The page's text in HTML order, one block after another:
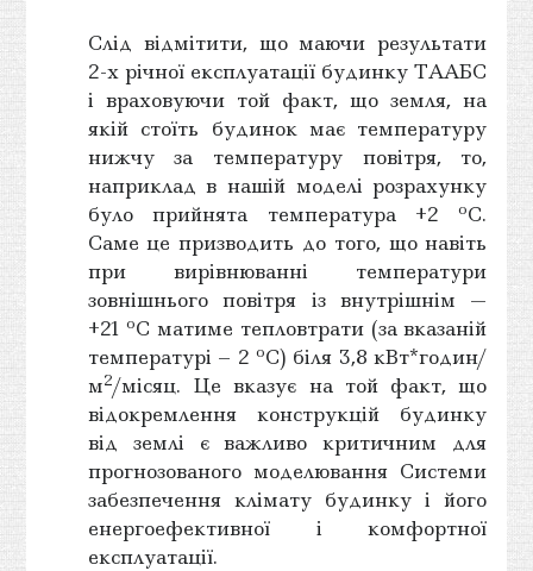
Слід відмітити, що маючи результати
2-х річної експлуатації будинку ТААБС
і враховуючи той факт, що земля, на
якій стоїть будинок має температуру
нижчу за температуру повітря, то,
наприклад в нашій моделі розрахунку
було прийнята температура +2оС.
Саме це призводить до того, що навіть
при вирівнюванні температури
зовнішнього повітря із внутрішнім —
+21оС матиме тепловтрати (за вказаній
температурі – 2 оС) біля 3,8 кВт*годин/
м2/місяц. Це вказує на той факт, що
відокремлення конструкцій будинку
від землі є важливо критичним для
прогнозованого моделювання Системи
забезпечення клімату будинку і його
енергоефективної і комфортної
експлуатації.